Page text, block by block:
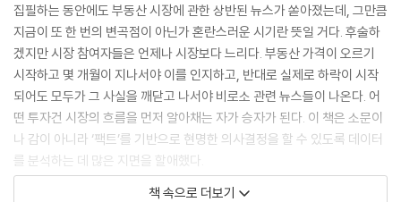
1) 서울시 집값 시나리오
한국, 중국, 미국 변수의 콜라보레이션｜2024년 부동산 시장의 2가지 시
나리오｜2024년을 맞는 투자자의 전략
2) 대한민국 부동산 시장이 가야 할 5가지 방향
보금자리를 위협하는 입주 절벽｜서민 주거복지를 위한 정책제언
information_공공임대주택 확보를 위한 정책 제언
Part 6. 주목해야 할 ‘핫 플레이스’ TOP 3
집필하는 동안에도 부동산 시장에 관한 상반된 뉴스가 쏟아졌는데, 그만큼
지금이 또 한 번의 변곡점이 아닌가 혼란스러운 시기란 뜻일 거다. 후술하
겠지만 시장 참여자들은 언제나 시장보다 느리다. 부동산 가격이 오르기
시작하고 몇 개월이 지나서야 이를 인지하고, 반대로 실제로 하락이 시작
되어도 모두가 그 사실을 깨닫고 나서야 비로소 관련 뉴스들이 나온다. 어
떤 투자건 시장의 흐름을 먼저 알아채는 자가 승자가 된다. 이 책은 소문이
나 감이 아니라 ‘팩트’를 기반으로 현명한 의사결정을 할 수 있도록 데이터
를 분석하는 데 많은 지면을 할애했다.
---「프롤로그 「거대한 불확실성의 시기, 기회가 다가온다」」중에서
책 속으로 더보기